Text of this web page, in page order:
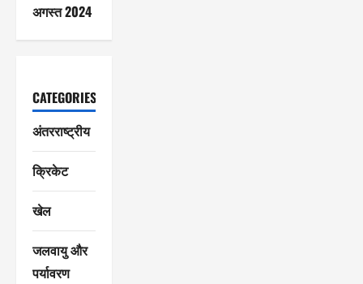
अगस्त 2024
CATEGORIES
अंतरराष्ट्रीय
क्रिकेट
खेल
जलवायु और
पर्यावरण